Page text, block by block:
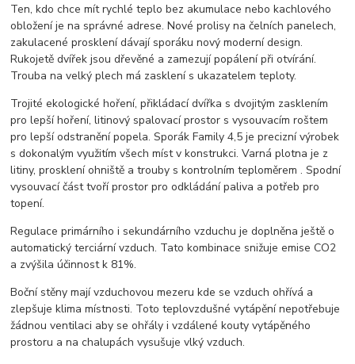
Ten, kdo chce mít rychlé teplo bez akumulace nebo kachlového
obložení je na správné adrese. Nové prolisy na čelních panelech,
zakulacené prosklení dávají sporáku nový moderní design.
Rukojetě dvířek jsou dřevěné a zamezují popálení při otvírání.
Trouba na velký plech má zasklení s ukazatelem teploty.
Trojité ekologické hoření, přikládací dvířka s dvojitým zasklením
pro lepší hoření, litinový spalovací prostor s vysouvacím roštem
pro lepší odstranění popela. Sporák Family 4,5 je precizní výrobek
s dokonalým využitím všech míst v konstrukci. Varná plotna je z
litiny, prosklení ohniště a trouby s kontrolním teploměrem . Spodní
vysouvací část tvoří prostor pro odkládání paliva a potřeb pro
topení.
Regulace primárního i sekundárního vzduchu je doplněna ještě o
automatický terciární vzduch. Tato kombinace snižuje emise CO2
a zvýšila účinnost k 81%.
Boční stěny mají vzduchovou mezeru kde se vzduch ohřívá a
zlepšuje klima místnosti. Toto teplovzdušné vytápění nepotřebuje
žádnou ventilaci aby se ohřály i vzdálené kouty vytápěného
prostoru a na chalupách vysušuje vlký vzduch.